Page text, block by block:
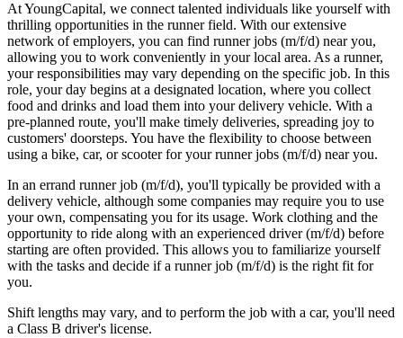
At YoungCapital, we connect talented individuals like yourself with
thrilling opportunities in the runner field. With our extensive
network of employers, you can find runner jobs (m/f/d) near you,
allowing you to work conveniently in your local area. As a runner,
your responsibilities may vary depending on the specific job. In this
role, your day begins at a designated location, where you collect
food and drinks and load them into your delivery vehicle. With a
pre-planned route, you'll make timely deliveries, spreading joy to
customers' doorsteps. You have the flexibility to choose between
using a bike, car, or scooter for your runner jobs (m/f/d) near you.
In an errand runner job (m/f/d), you'll typically be provided with a
delivery vehicle, although some companies may require you to use
your own, compensating you for its usage. Work clothing and the
opportunity to ride along with an experienced driver (m/f/d) before
starting are often provided. This allows you to familiarize yourself
with the tasks and decide if a runner job (m/f/d) is the right fit for
you.
Shift lengths may vary, and to perform the job with a car, you'll need
a Class B driver's license.